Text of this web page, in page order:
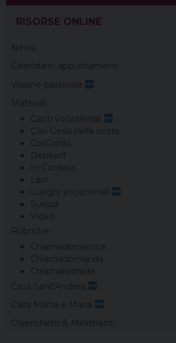
RISORSE ONLINE
News
Calendario appuntamenti
Visione pastorale
Materiali
Canti vocazionali
Con Gesù nella notte
CorCordis
Depliant
In Cordata
Libri
Luoghi vocazionali
Sussidi
Video
Rubriche
Chiamadomenica
Chiamadomanda
Chiamalastrada
Casa Sant’Andrea
Casa Marta e Maria
Chierichetti & Ministranti